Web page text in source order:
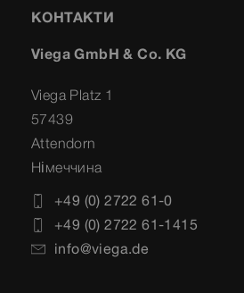
КОНТАКТИ
Viega GmbH & Co. KG
Viega Platz 1
57439
Attendorn
Німеччина
+49 (0) 2722 61-0
+49 (0) 2722 61-1415
info@viega.de